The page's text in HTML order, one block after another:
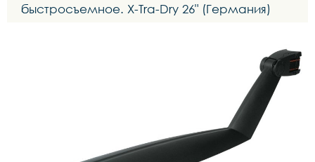
быстросъемное. X-Tra-Dry 26" (Германия)